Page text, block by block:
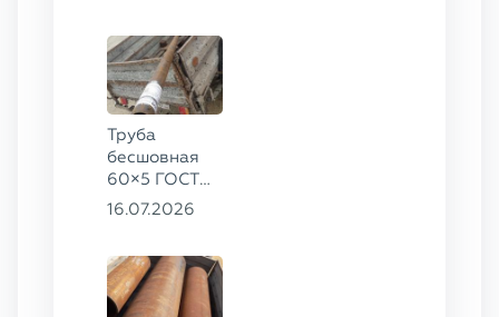
Труба
бесшовная
60×5 ГОСТ
8732-78, ст.
16.07.2026